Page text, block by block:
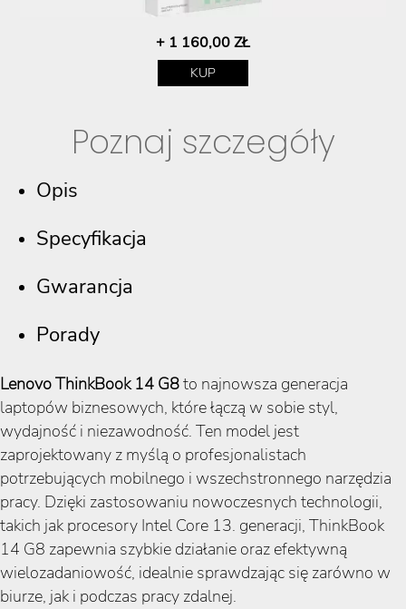
+ 1 160,00 ZŁ
KUP
Poznaj szczegóły
Opis
Specyfikacja
Gwarancja
Porady
Lenovo ThinkBook 14 G8to najnowsza generacja
laptopów biznesowych, które łączą w sobie styl,
wydajność i niezawodność. Ten model jest
zaprojektowany z myślą o profesjonalistach
potrzebujących mobilnego i wszechstronnego narzędzia
pracy. Dzięki zastosowaniu nowoczesnych technologii,
takich jak procesory Intel Core 13. generacji, ThinkBook
14 G8 zapewnia szybkie działanie oraz efektywną
wielozadaniowość, idealnie sprawdzając się zarówno w
biurze, jak i podczas pracy zdalnej.